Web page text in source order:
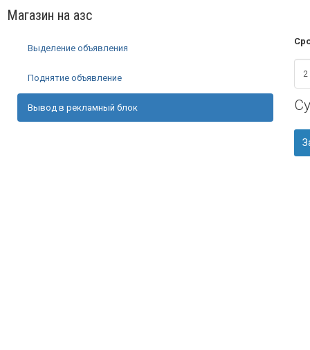
Магазин на азс
Выделение объявления
Поднятие объявление
Вывод в рекламный блок